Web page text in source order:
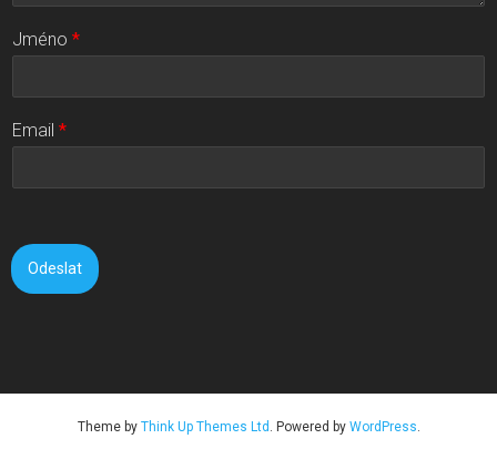
Jméno *
Email *
Odeslat
Theme by Think Up Themes Ltd . Powered by WordPress